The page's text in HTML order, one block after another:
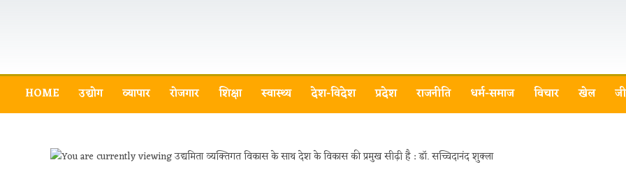
HOME उद्योग व्यापार रोजगार शिक्षा स्वास्थ्य देश-विदेश प्रदेश राजनीति धर्म-समाज विचार खेल